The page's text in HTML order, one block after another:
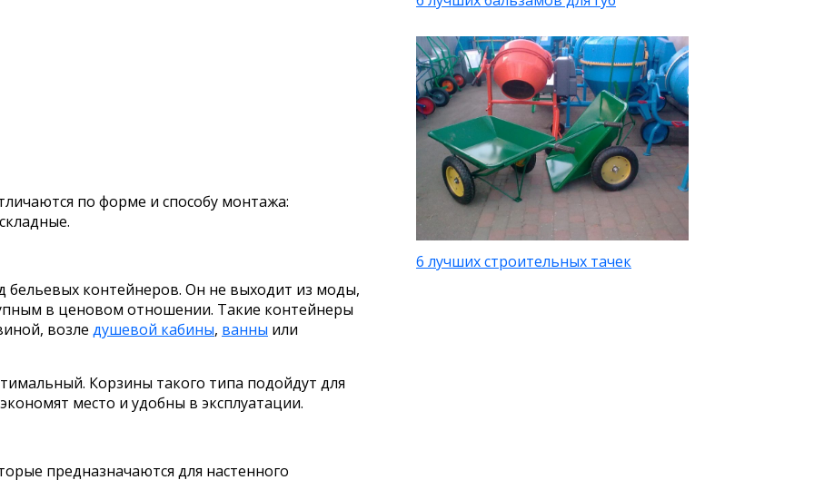
по форме и способу монтажа:
контейнеров. Он не выходит из моды,
в ценовом отношении. Такие контейнеры
возле душевой кабины, ванны или
Корзины такого типа подойдут для
место и удобны в эксплуатации.
предназначаются для настенного
6 лучших строительных тачек